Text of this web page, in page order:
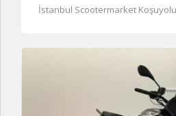
İstanbul Scootermarket Koşuyolu